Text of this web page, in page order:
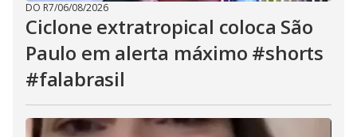
DO R7/06/08/2026
Ciclone extratropical coloca São
Paulo em alerta máximo #shorts
#falabrasil